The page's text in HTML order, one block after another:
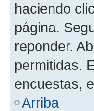
haciendo
página.
reponder.
permitidas.
encuestas,
Arriba